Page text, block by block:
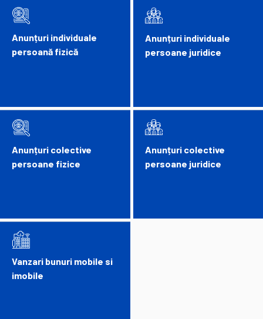
Anunțuri individuale
persoană fizică
Anunțuri colective
persoane fizice
Vanzari bunuri mobile si
imobile
Anunțuri individuale
persoane juridice
Anunțuri colective
persoane juridice